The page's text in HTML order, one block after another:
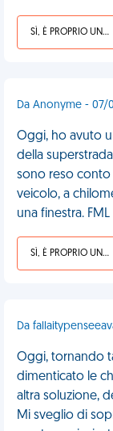
SÌ, È PROPRIO UNA VDM!
Da Anonyme - 07/
Oggi, ho avuto
della
sono reso conto
veicolo, a
una finestra. FML
SÌ, È PROPRIO UNA VDM!
Da
Oggi, tornando
dimenticato le
altra soluzione,
Mi sveglio di